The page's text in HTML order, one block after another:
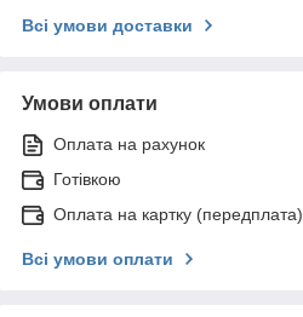
Всі умови доставки
Умови оплати
Оплата на рахунок
Готівкою
Оплата на картку (передплата)
Всі умови оплати